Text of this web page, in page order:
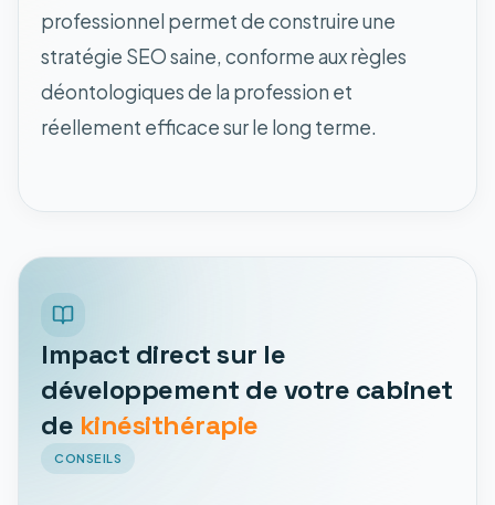
professionnel permet de construire une
stratégie SEO saine, conforme aux règles
déontologiques de la profession et
réellement efficace sur le long terme.
Impact direct sur le
développement de votre cabinet
de kinésithérapie
CONSEILS